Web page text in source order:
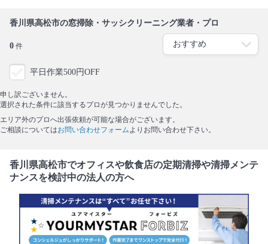
香川県高松市の窓掃除・サッシクリーニング業者・プロ
0 件
平日作業500円OFF
申し訳ございません。
選択された条件に該当するプロが見つかりませんでした。
エリア外のプロへ出張依頼が可能な場合がございます。
ご相談についてはお問い合わせフォーム よりお問い合わせ下さい。
香川県高松市でオフィスや飲食店の定期清掃や清掃メンテ
ナンスを検討中の法人の方へ